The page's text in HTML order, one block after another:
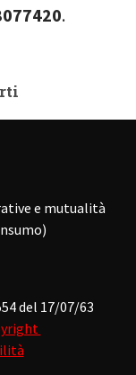
.
e mutualità
del 17/07/63